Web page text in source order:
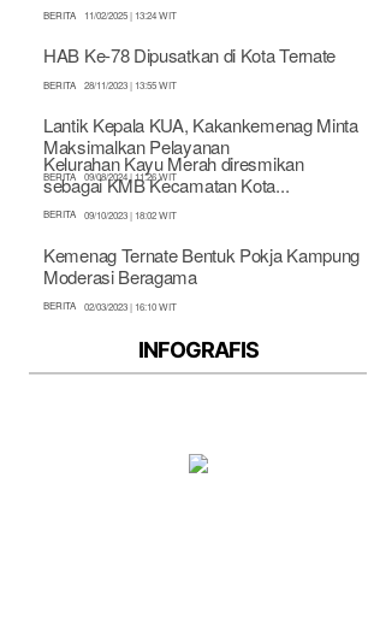
BERITA 11/02/2025 | 13:24 WIT
HAB Ke-78 Dipusatkan di Kota Ternate
BERITA 28/11/2023 | 13:55 WIT
Lantik Kepala KUA, Kakankemenag Minta
Maksimalkan Pelayanan
BERITA 09/08/2024 | 11:26 WIT
Kelurahan Kayu Merah diresmikan
sebagai KMB Kecamatan Kota...
BERITA 09/10/2023 | 18:02 WIT
Kemenag Ternate Bentuk Pokja Kampung
Moderasi Beragama
BERITA 02/03/2023 | 16:10 WIT
INFOGRAFIS